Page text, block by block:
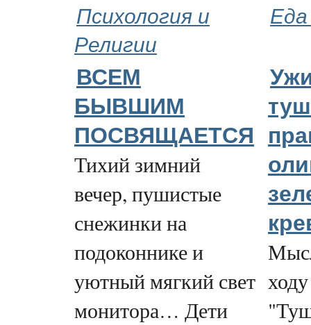
Психология и
Религии
ВСЕМ
БЫВШИМ
ПОСВЯЩАЕТСЯ
Тихий зимний
вечер, пушистые
снежинки на
подоконнике и
уютный мягкий свет
монитора… Дети